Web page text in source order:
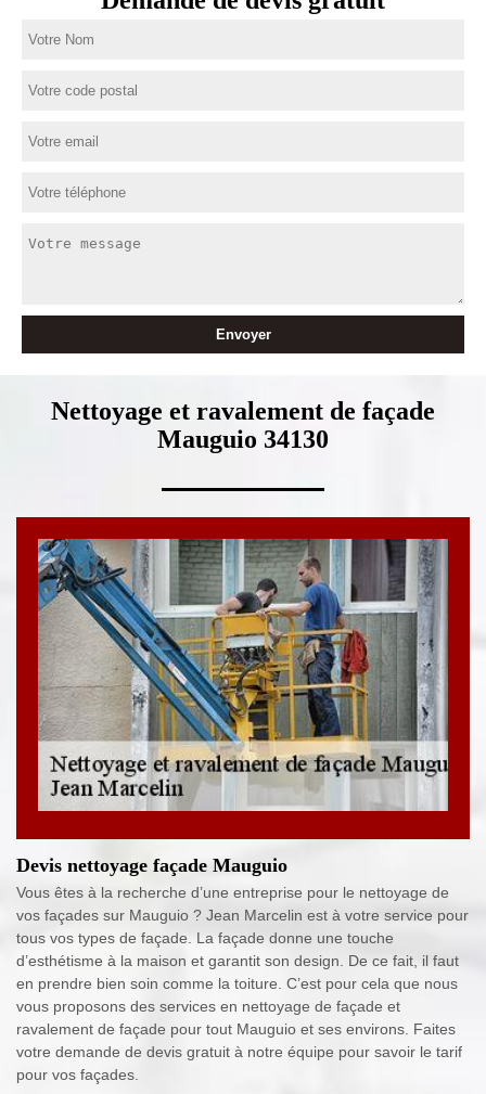
Nettoyage et ravalement de façade
Mauguio 34130
Devis nettoyage façade Mauguio
Vous êtes à la recherche d’une entreprise pour le nettoyage de
vos façades sur Mauguio ? Jean Marcelin est à votre service pour
tous vos types de façade. La façade donne une touche
d’esthétisme à la maison et garantit son design. De ce fait, il faut
en prendre bien soin comme la toiture. C’est pour cela que nous
vous proposons des services en nettoyage de façade et
ravalement de façade pour tout Mauguio et ses environs. Faites
votre demande de devis gratuit à notre équipe pour savoir le tarif
pour vos façades.